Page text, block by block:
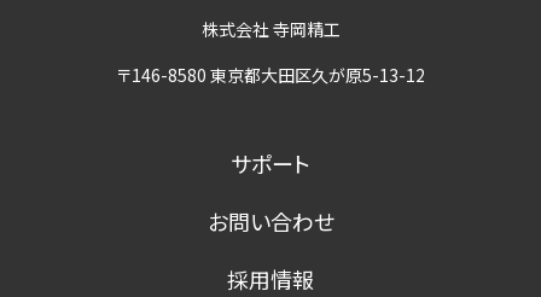
株式会社 寺岡精工
〒146-8580 東京都大田区久が原5-13-12
サポート
お問い合わせ
採用情報